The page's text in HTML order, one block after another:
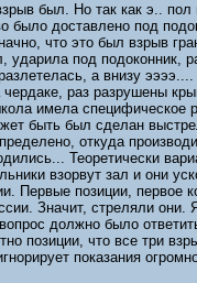
был. Но так как э..
было доставлено под
что это был взрыв
ударила под подоконник,
а внизу
раз разрушены
имела специфическое
быть был сделан
откуда
Теоретически
взорвут зал и они
Первые позиции, первое
Значит, стреляли
должно было
позиции, что все три
показания